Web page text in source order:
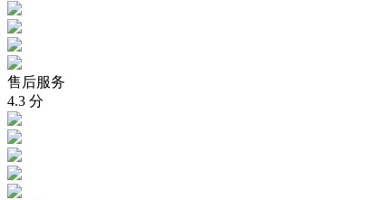
售后服务
4.3 分